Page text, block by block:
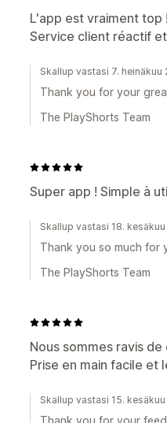
L'app est vraiment top
Service client réactif
Skallup vastasi 7. heinäkuu
Thank you for your
The PlayShorts Team
Super app ! Simple à
Skallup vastasi 18.
Thank you so much for
The PlayShorts Team
Nous sommes ravis
Prise en main facile et
Skallup vastasi 15.
Thank you for your